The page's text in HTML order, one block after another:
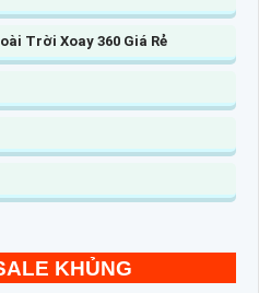
Trời Xoay 360 Giá Rẻ
KHỦNG